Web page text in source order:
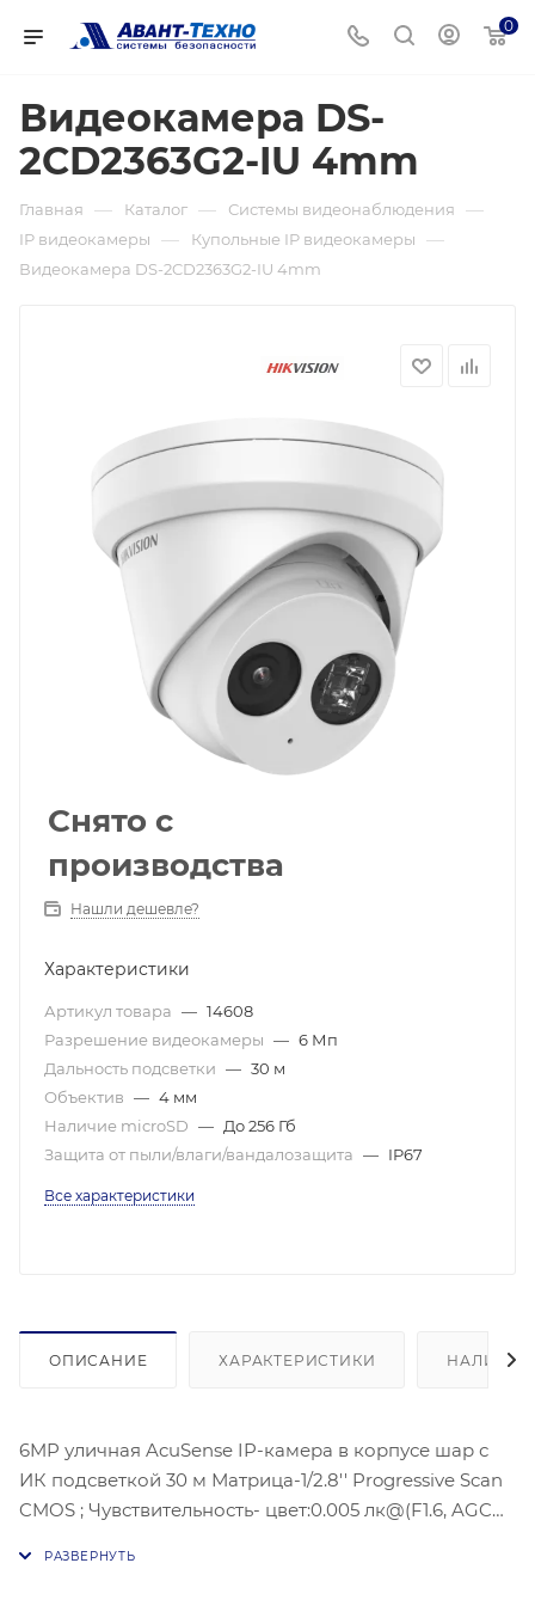
0
Видеокамера DS-
2CD2363G2-IU 4mm
Главная — Каталог — Системы видеонаблюдения —
IP видеокамеры — Купольные IP видеокамеры —
Видеокамера DS-2CD2363G2-IU 4mm
Снято с
производства
Нашли дешевле?
Характеристики
Артикул товара — 14608
Разрешение видеокамеры — 6 Мп
Дальность подсветки — 30 м
Объектив — 4 мм
Наличие microSD — До 256 Гб
Защита от пыли/влаги/вандалозащита — IP67
Все характеристики
ОПИСАНИЕ ХАРАКТЕРИСТИКИ НАЛИЧИЕ
6MP уличная AcuSense IP-камера в корпусе шар с
ИК подсветкой 30 м Матрица-1/2.8'' Progressive Scan
CMOS ; Чувствительность- цвет:0.005 лк@(F1.6, AGC